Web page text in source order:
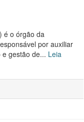
é o órgão da
por auxiliar
gestão de... Leia